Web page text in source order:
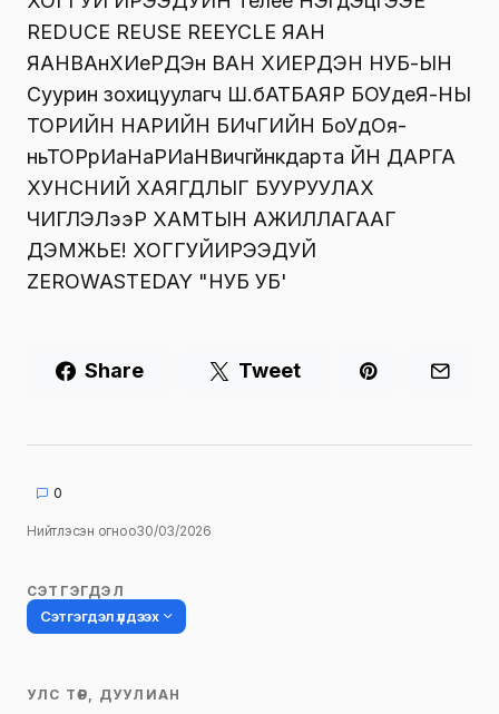
Share Tweet
0
Нийтлэсэн огноо30/03/2026
СЭТГЭГДЭЛ
Сэтгэгдэл үлдээх
УЛС ТӨР, ДУУЛИАН